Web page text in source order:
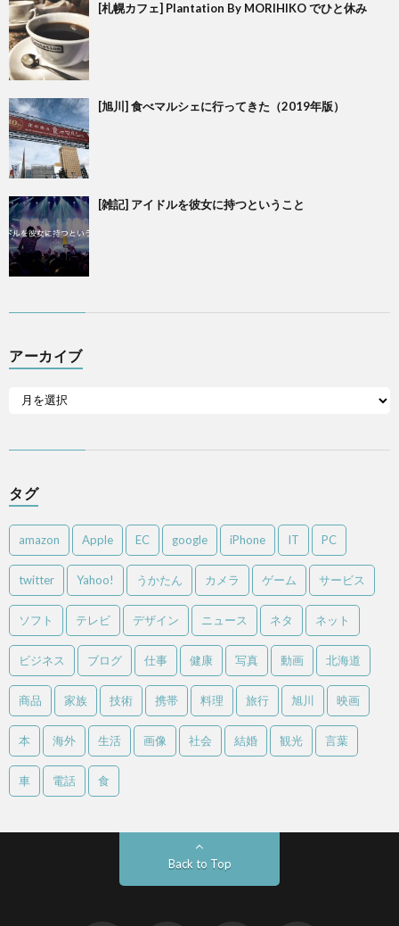
[札幌カフェ] Plantation By MORIHIKO でひと休み
[旭川] 食べマルシェに行ってきた（2019年版）
[雑記] アイドルを彼女に持つということ
アーカイブ
タグ
amazon Apple EC google iPhone IT PC
twitter Yahoo! うかたん カメラ ゲーム サービス
ソフト テレビ デザイン ニュース ネタ ネット
ビジネス ブログ 仕事 健康 写真 動画 北海道
商品 家族 技術 携帯 料理 旅行 旭川 映画
本 海外 生活 画像 社会 結婚 観光 言葉
車 電話 食
Back to Top